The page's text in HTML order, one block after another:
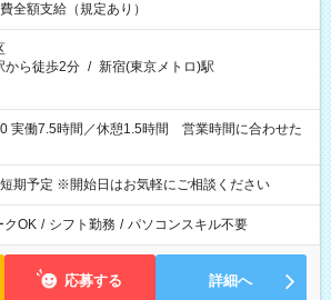
全額支給（規定あり）
から徒歩2分 / 新宿(東京メトロ)駅
た
期予定 ※開始日はお気軽にご相談ください
クOK / シフト勤務 / パソコンスキル不要
応募する 詳細へ